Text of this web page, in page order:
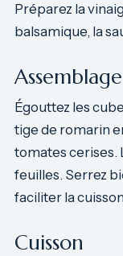
Préparez la
balsamique, la
Égouttez les
tige de romarin
tomates cerises.
feuilles. Serrez
faciliter la
Cuisson